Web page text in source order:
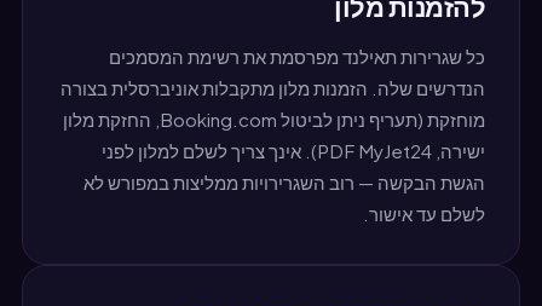
כל שגרירות תאילנד מפרסמת את רשימת המסמכים
הנדרשים שלה. הזמנות מלון מתקבלות אוניברסלית בצורה
מוחזקת (תעריף ניתן לביטול Booking.com, החזקת מלון
ישירה, PDF MyJet24). אינך צריך לשלם למלון לפני
הגשת הבקשה — רוב השגרירויות ממליצות במפורש לא
לשלם עד אישור.